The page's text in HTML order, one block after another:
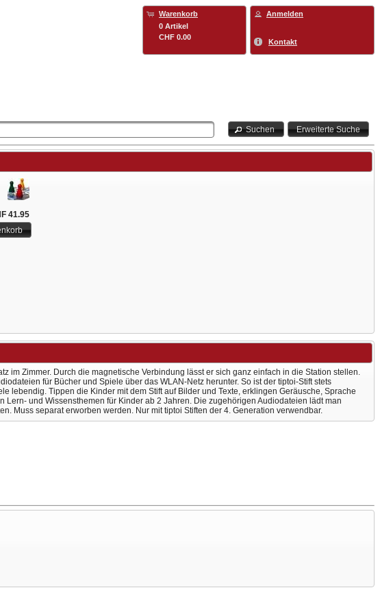
Warenkorb
0 Artikel
CHF 0.00
Anmelden
Kontakt
Suchen Erweiterte Suche
41.95
im Zimmer. Durch die magnetische Verbindung lässt er sich ganz einfach in die Station stellen.
für Bücher und Spiele über das WLAN-Netz herunter. So ist der tiptoi-Stift stets
lebendig. Tippen die Kinder mit dem Stift auf Bilder und Texte, erklingen Geräusche, Sprache
und Wissensthemen für Kinder ab 2 Jahren. Die zugehörigen Audiodateien lädt man
Muss separat erworben werden. Nur mit tiptoi Stiften der 4. Generation verwendbar.